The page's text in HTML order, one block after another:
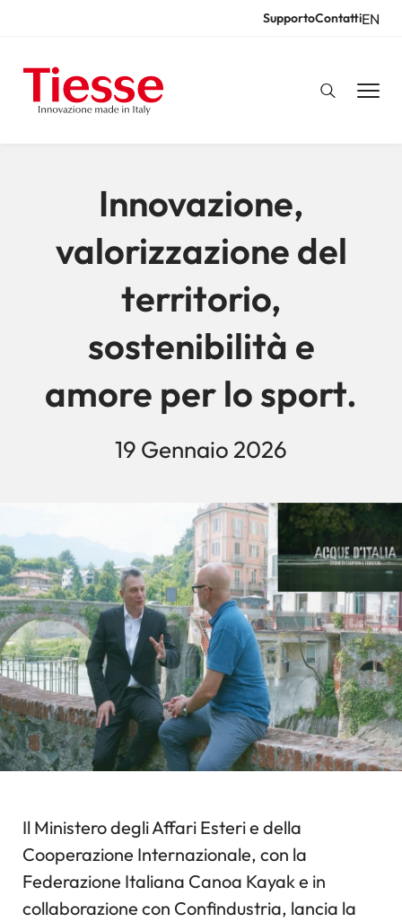
contenuto
principale
SupportoContattiEN
Innovazione,
valorizzazione del
territorio,
sostenibilità e
amore per lo sport.
19 Gennaio 2026
Il Ministero degli Affari Esteri e della
Cooperazione Internazionale, con la
Federazione Italiana Canoa Kayak e in
collaborazione con Confindustria, lancia la